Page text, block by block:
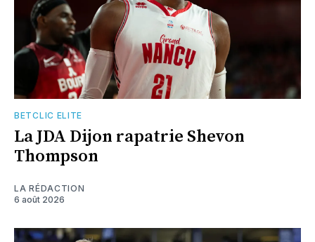
BETCLIC ELITE
La JDA Dijon rapatrie Shevon
Thompson
LA RÉDACTION
6 août 2026